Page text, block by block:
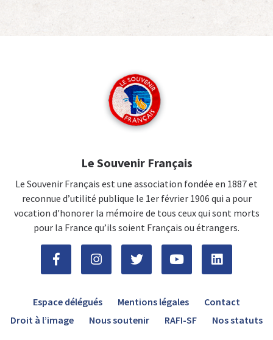
Le Souvenir Français
Le Souvenir Français est une association fondée en 1887 et
reconnue d’utilité publique le 1er février 1906 qui a pour
vocation d'honorer la mémoire de tous ceux qui sont morts
pour la France qu’ils soient Français ou étrangers.
Espace délégués Mentions légales
Contact
Droit à l’image
Nous soutenir RAFI-SF Nos statuts